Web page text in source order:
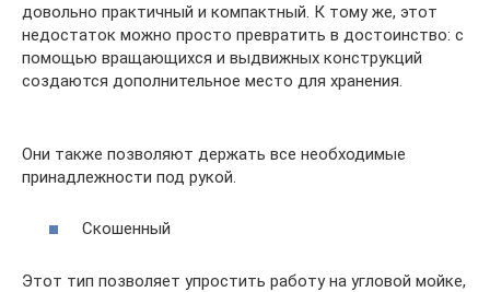
довольно практичный и компактный. К тому же, этот
недостаток можно просто превратить в достоинство: с
помощью вращающихся и выдвижных конструкций
создаются дополнительное место для хранения.
Они также позволяют держать все необходимые
принадлежности под рукой.
Скошенный
Этот тип позволяет упростить работу на угловой мойке,